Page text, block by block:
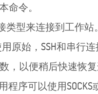
令。
型来连接到工作站。
始，SSH和串行连
以便稍后快速恢复
可以使用SOCKS或